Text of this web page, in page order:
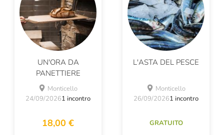
UN'ORA DA
PANETTIERE
Monticello
24/09/20261 incontro
18,00 €
L'ASTA DEL PESCE
Monticello
26/09/20261 incontro
GRATUITO